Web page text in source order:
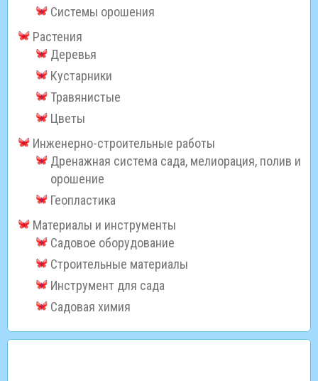
Системы орошения
Растения
Деревья
Кустарники
Травянистые
Цветы
Инженерно-строительные работы
Дренажная система сада, мелиорация, полив и
орошение
Геопластика
Материалы и инструменты
Садовое оборудование
Строительные материалы
Инструмент для сада
Садовая химия